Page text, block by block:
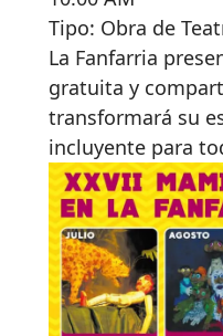
Tipo: Obra de
La Fanfarria
gratuita y
transformará su
incluyente para